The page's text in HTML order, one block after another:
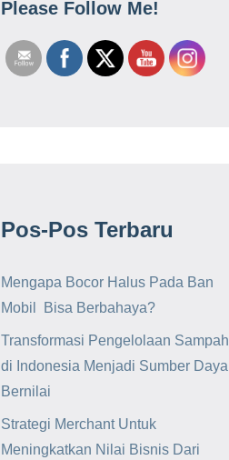
Please Follow Me!
Pos-Pos Terbaru
Mengapa Bocor Halus Pada Ban
Mobil Bisa Berbahaya?
Transformasi Pengelolaan Sampah
di Indonesia Menjadi Sumber Daya
Bernilai
Strategi Merchant Untuk
Meningkatkan Nilai Bisnis Dari